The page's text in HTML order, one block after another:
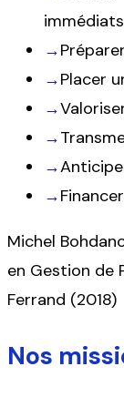
→
→Placer
→
→
→
→
Michel
en Gestion de
Ferrand (2018)
Nos